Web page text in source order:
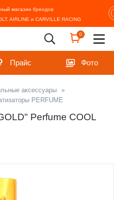
магазин брендов
AIRLINE и CARVILLE RACING
0
Прайс Фото
аксессуары »
PERFUME
Perfume COOL